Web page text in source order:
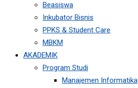
Beasiswa
Inkubator Bisnis
PPKS & Student Care
MBKM
AKADEMIK
Program Studi
Manajemen Informatika